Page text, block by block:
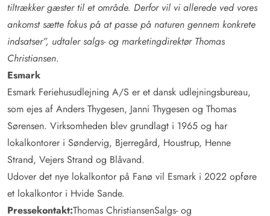
tiltrækker gæster til et område. Derfor vil vi allerede ved vores
ankomst sætte fokus på at passe på naturen gennem konkrete
indsatser”, udtaler salgs- og marketingdirektør Thomas
Christiansen.
Esmark
Esmark Feriehusudlejning A/S er et dansk udlejningsbureau,
som ejes af Anders Thygesen, Janni Thygesen og Thomas
Sørensen. Virksomheden blev grundlagt i 1965 og har
lokalkontorer i Søndervig, Bjerregård, Houstrup, Henne
Strand, Vejers Strand og Blåvand.
Udover det nye lokalkontor på Fanø vil Esmark i 2022 opføre
et lokalkontor i Hvide Sande.
Pressekontakt:Thomas ChristiansenSalgs- og